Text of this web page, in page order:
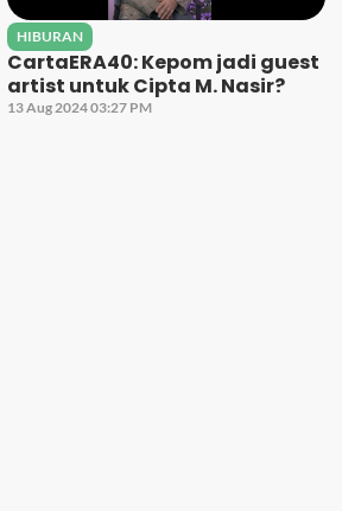
HIBURAN
CartaERA40: Kepom jadi guest
artist untuk Cipta M. Nasir?
13 Aug 2024 03:27 PM